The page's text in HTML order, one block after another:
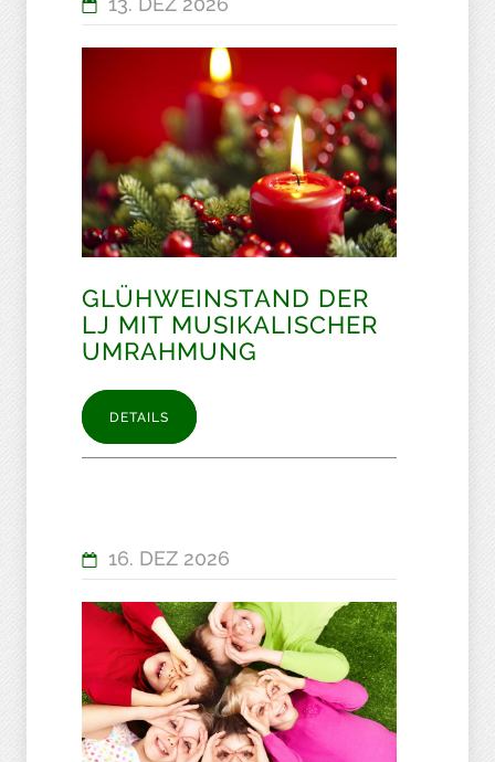
GLÜHWEINSTAND DER
LJ MIT MUSIKALISCHER
UMRAHMUNG
DETAILS
16. DEZ 2026